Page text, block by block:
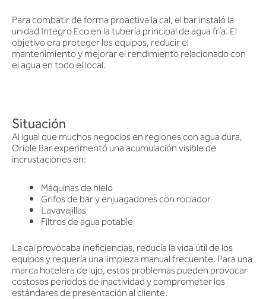
Para combatir de forma proactiva la cal, el bar instaló la
unidad Integro Eco en la tubería principal de agua fría. El
objetivo era proteger los equipos, reducir el
mantenimiento y mejorar el rendimiento relacionado con
el agua en todo el local.
Situación
Al igual que muchos negocios en regiones con agua dura,
Oriole Bar experimentó una acumulación visible de
incrustaciones en:
Máquinas de hielo
Grifos de bar y enjuagadores con rociador
Lavavajillas
Filtros de agua potable
La cal provocaba ineficiencias, reducía la vida útil de los
equipos y requería una limpieza manual frecuente. Para una
marca hotelera de lujo, estos problemas pueden provocar
costosos periodos de inactividad y comprometer los
estándares de presentación al cliente.